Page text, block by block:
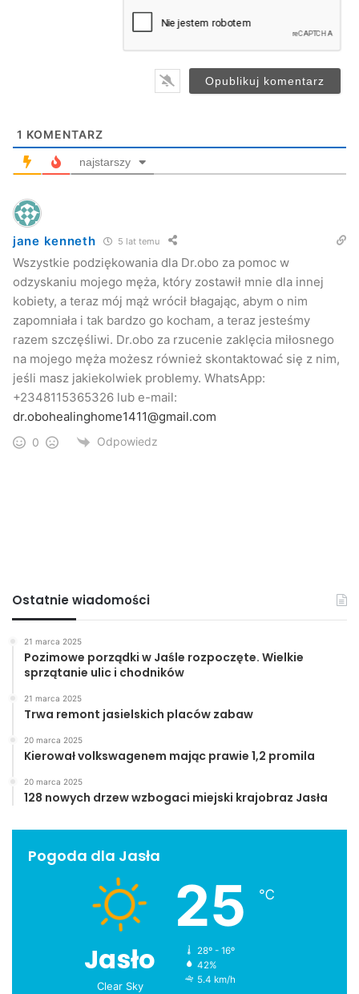
1 KOMENTARZ
najstarszy
jane kenneth 5 lat temu
Wszystkie podziękowania dla Dr.obo za pomoc w
odzyskaniu mojego męża, który zostawił mnie dla innej
kobiety, a teraz mój mąż wrócił błagając, abym o nim
zapomniała i tak bardzo go kocham, a teraz jesteśmy
razem szczęśliwi. Dr.obo za rzucenie zaklęcia miłosnego
na mojego męża możesz również skontaktować się z nim,
jeśli masz jakiekolwiek problemy. WhatsApp:
+2348115365326 lub e-mail:
dr.obohealinghome1411@gmail.com
0 Odpowiedz
Ostatnie wiadomości
21 marca 2025
Pozimowe porządki w Jaśle rozpoczęte. Wielkie
sprzątanie ulic i chodników
21 marca 2025
Trwa remont jasielskich placów zabaw
20 marca 2025
Kierował volkswagenem mając prawie 1,2 promila
20 marca 2025
128 nowych drzew wzbogaci miejski krajobraz Jasła
Pogoda dla Jasła
Jasło
Clear Sky
25 ℃
28º - 16º
42%
5.4 km/h